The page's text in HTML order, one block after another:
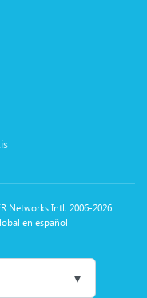
Networks Intl. 2006-2026
en español
▾